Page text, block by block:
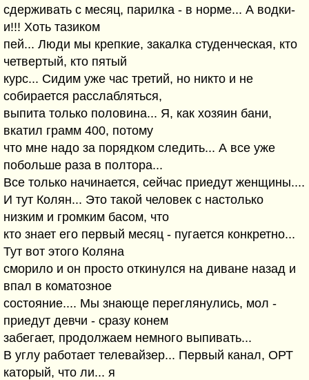
сдерживать с месяц, парилка - в норме... А водки-
и!!! Хоть тазиком
пей... Люди мы крепкие, закалка студенческая, кто
четвертый, кто пятый
курс... Сидим уже час третий, но никто и не
собирается расслабляться,
выпита только половина... Я, как хозяин бани,
вкатил грамм 400, потому
что мне надо за порядком следить... А все уже
побольше раза в полтора...
Все только начинается, сейчас приедут женщины....
И тут Колян... Это такой человек с настолько
низким и громким басом, что
кто знает его первый месяц - пугается конкретно...
Тут вот этого Коляна
сморило и он просто откинулся на диване назад и
впал в коматозное
состояние.... Мы знающе переглянулись, мол -
приедут девчи - сразу конем
забегает, продолжаем немного выпивать...
В углу работает телевайзер... Первый канал, ОРТ
каторый, что ли... я